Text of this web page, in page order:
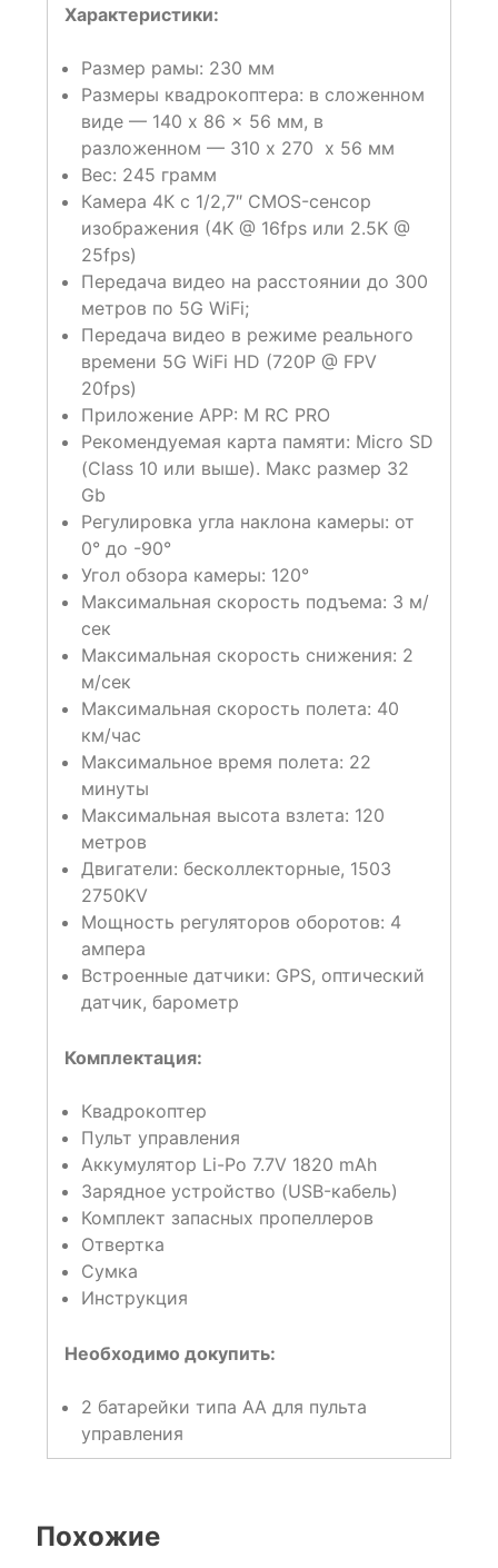
Характеристики:
Размер рамы: 230 мм
Размеры квадрокоптера: в сложенном
виде — 140 x 86 x 56 мм, в
разложенном — 310 х 270 х 56 мм
Вес: 245 грамм
Камера 4К с 1/2,7″ CMOS-сенсор
изображения (4K @ 16fps или 2.5K @
25fps)
Передача видео на расстоянии до 300
метров по 5G WiFi;
Передача видео в режиме реального
времени 5G WiFi HD (720P @ FPV
20fps)
Приложение APP: M RC PRO
Рекомендуемая карта памяти: Micro SD
(Class 10 или выше). Макс размер 32
Gb
Регулировка угла наклона камеры: от
0° до -90°
Угол обзора камеры: 120°
Максимальная скорость подъема: 3 м/
сек
Максимальная скорость снижения: 2
м/сек
Максимальная скорость полета: 40
км/час
Максимальное время полета: 22
минуты
Максимальная высота взлета: 120
метров
Двигатели: бесколлекторные, 1503
2750KV
Мощность регуляторов оборотов: 4
ампера
Встроенные датчики: GPS, оптический
датчик, барометр
Комплектация:
Квадрокоптер
Пульт управления
Аккумулятор Li-Po 7.7V 1820 mAh
Зарядное устройство (USB-кабель)
Комплект запасных пропеллеров
Отвертка
Сумка
Инструкция
Необходимо докупить:
2 батарейки типа АА для пульта
управления
Похожие